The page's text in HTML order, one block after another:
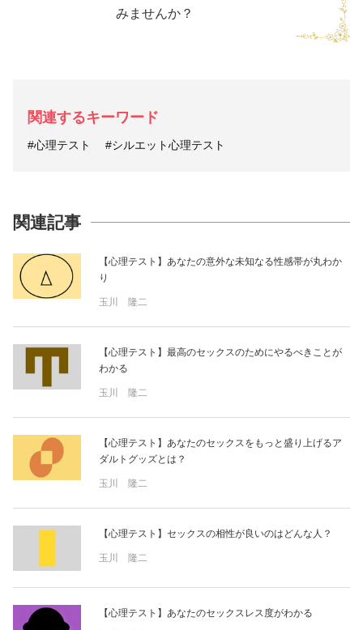
みませんか？
関連するキーワード
#心理テスト #シルエット心理テスト
関連記事
【心理テスト】あなたの意外な未知なる性感帯が丸わか
り
玉川 隆二
【心理テスト】最高のセックスのためにやるべきことが
わかる
玉川 隆二
【心理テスト】あなたのセックスをもっと盛り上げるア
ダルトグッズとは？
玉川 隆二
【心理テスト】セックスの相性が良いのはどんな人？
玉川 隆二
【心理テスト】あなたのセックスレス度がわかる